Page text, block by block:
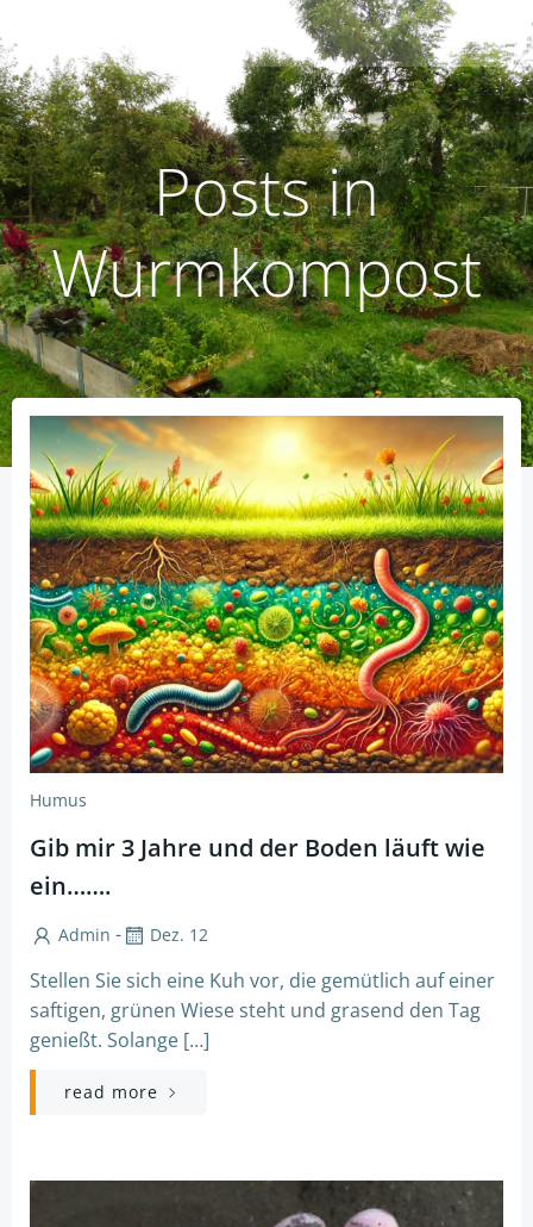
Zum
Inhalt
springen
Posts in
Wurmkompost
Humus
Gib mir 3 Jahre und der Boden läuft wie
ein…….
Admin - Dez. 12
Stellen Sie sich eine Kuh vor, die gemütlich auf einer
saftigen, grünen Wiese steht und grasend den Tag
genießt. Solange […]
read more